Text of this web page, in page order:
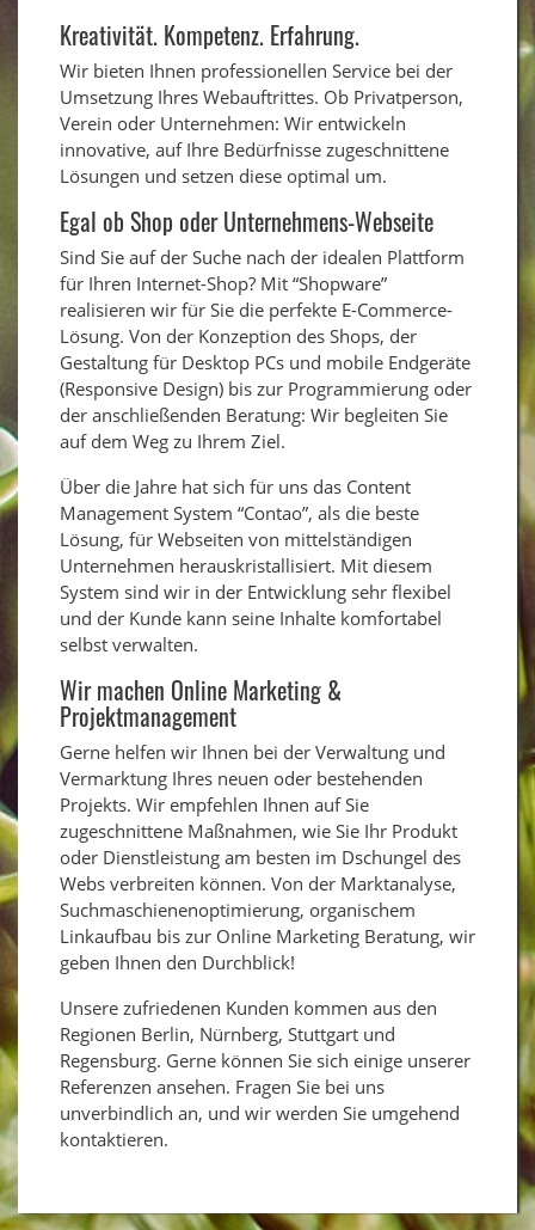
Kreativität. Kompetenz. Erfahrung.
Wir bieten Ihnen professionellen Service bei der
Umsetzung Ihres Webauftrittes. Ob Privatperson,
Verein oder Unternehmen: Wir entwickeln
innovative, auf Ihre Bedürfnisse zugeschnittene
Lösungen und setzen diese optimal um.
Egal ob Shop oder Unternehmens-Webseite
Sind Sie auf der Suche nach der idealen Plattform
für Ihren Internet-Shop? Mit “Shopware”
realisieren wir für Sie die perfekte E-Commerce-
Lösung. Von der Konzeption des Shops, der
Gestaltung für Desktop PCs und mobile Endgeräte
(Responsive Design) bis zur Programmierung oder
der anschließenden Beratung: Wir begleiten Sie
auf dem Weg zu Ihrem Ziel.
Über die Jahre hat sich für uns das Content
Management System “Contao”, als die beste
Lösung, für Webseiten von mittelständigen
Unternehmen herauskristallisiert. Mit diesem
System sind wir in der Entwicklung sehr flexibel
und der Kunde kann seine Inhalte komfortabel
selbst verwalten.
Wir machen Online Marketing &
Projektmanagement
Gerne helfen wir Ihnen bei der Verwaltung und
Vermarktung Ihres neuen oder bestehenden
Projekts. Wir empfehlen Ihnen auf Sie
zugeschnittene Maßnahmen, wie Sie Ihr Produkt
oder Dienstleistung am besten im Dschungel des
Webs verbreiten können. Von der Marktanalyse,
Suchmaschienenoptimierung, organischem
Linkaufbau bis zur Online Marketing Beratung, wir
geben Ihnen den Durchblick!
Unsere zufriedenen Kunden kommen aus den
Regionen Berlin, Nürnberg, Stuttgart und
Regensburg. Gerne können Sie sich einige unserer
Referenzen ansehen. Fragen Sie bei uns
unverbindlich an, und wir werden Sie umgehend
kontaktieren.